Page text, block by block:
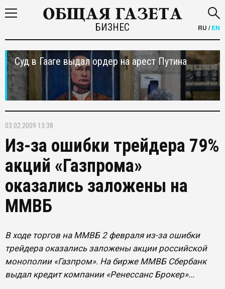
БИЗНЕС RU /EN
Суд в Гааге выдал ордер на арест Путина
03.02.2009 13:38
Из-за ошибки трейдера 79%
акций «Газпрома»
оказались заложены на
ММВБ
В ходе торгов на ММВБ 2 февраля из-за ошибки
трейдера оказались заложены акции российской
монополии «Газпром». На бирже ММВБ Сбербанк
выдал кредит компании «Ренессанс Брокер»...